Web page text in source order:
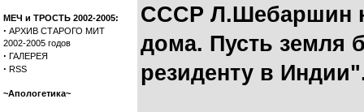
МЕЧ и ТРОСТЬ 2002-2005:
· АРХИВ СТАРОГО МИТ
2002-2005 годов
· ГАЛЕРЕЯ
· RSS
~Апологетика~
СССР Л.Шебаршин
дома. Пусть земля
резиденту в